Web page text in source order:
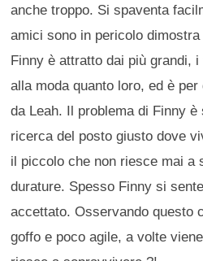
anche troppo. Si spaventa
amici sono in pericolo
Finny è attratto dai più grandi,
alla moda quanto loro, ed è
da Leah. Il problema di Finny
ricerca del posto giusto dove
il piccolo che non riesce mai a
durature. Spesso Finny si
accettato. Osservando questo
goffo e poco agile, a volte